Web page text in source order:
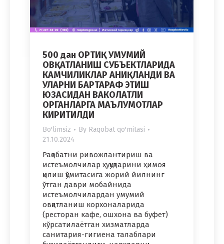
500 дан ОРТИҚ УМУМИЙ
ОВҚАТЛАНИШ СУБЪЕКТЛАРИДА
КАМЧИЛИКЛАР АНИҚЛАНДИ ВА
УЛАРНИ БАРТАРАФ ЭТИШ
ЮЗАСИДАН ВАКОЛАТЛИ
ОРГАНЛАРГА МАЪЛУМОТЛАР
КИРИТИЛДИ
Bo'limsiz By Raqobat qo'mitasi
21.10.2024
Рақобатни ривожлантириш ва
истеъмолчилар ҳуқуқларини ҳимоя
қилиш қўмитасига жорий йилнинг
ўтган даври мобайнида
истеъмолчилардан умумий
овқатланиш корхоналарида
(ресторан кафе, ошхона ва буфет)
кўрсатилаётган хизматларда
санитария-гигиена талаблари